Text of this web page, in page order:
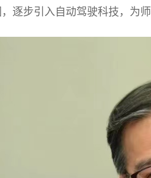
逐步引入自动驾驶科技，为